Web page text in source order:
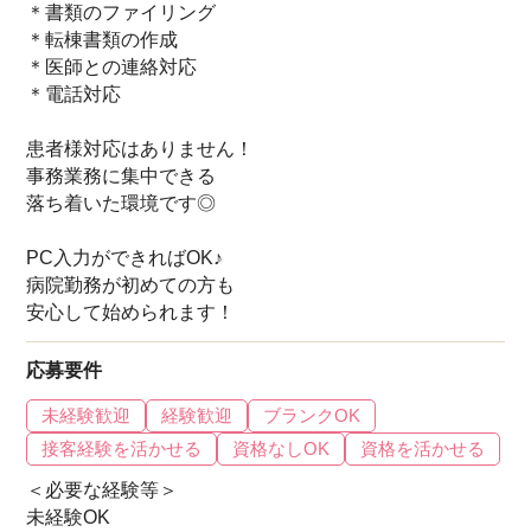
＊書類のファイリング
＊転棟書類の作成
＊医師との連絡対応
＊電話対応
患者様対応はありません！
事務業務に集中できる
落ち着いた環境です◎
PC入力ができればOK♪
病院勤務が初めての方も
安心して始められます！
応募要件
未経験歓迎 経験歓迎
ブランクOK
接客経験を活かせる
資格なしOK 資格を活かせる
＜必要な経験等＞
未経験OK